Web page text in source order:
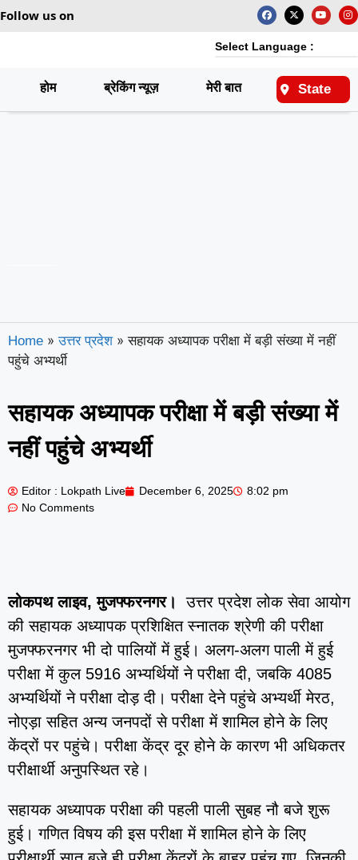
Follow us on
Select Language :
होम ब्रेकिंग न्यूज़ मेरी बात राष्ट्रीय
State
Home » उत्तर प्रदेश » सहायक अध्यापक परीक्षा में बड़ी संख्या में नहीं
पहुंचे अभ्यर्थी
सहायक अध्यापक परीक्षा में बड़ी संख्या में
नहीं पहुंचे अभ्यर्थी
Editor : Lokpath Live December 6, 2025
8:02 pm
No Comments
लोकपथ लाइव, मुजफ्फरनगर।
उत्तर प्रदेश लोक सेवा आयोग
की सहायक अध्यापक प्रशिक्षित स्नातक श्रेणी की परीक्षा
मुजफ्फरनगर भी दो पालियों में हुई। अलग-अलग पाली में हुई
परीक्षा में कुल 5916 अभ्यर्थियों ने परीक्षा दी, जबकि 4085
अभ्यर्थियों ने परीक्षा दोड़ दी। परीक्षा देने पहुंचे अभ्यर्थी मेरठ,
नोएड़ा सहित अन्य जनपदों से परीक्षा में शामिल होने के लिए
केंद्रों पर पहुंचे। परीक्षा केंद्र दूर होने के कारण भी अधिकतर
परीक्षार्थी अनुपस्थित रहे।
सहायक अध्यापक परीक्षा की पहली पाली सुबह नौ बजे शुरू
हुई। गणित विषय की इस परीक्षा में शामिल होने के लिए